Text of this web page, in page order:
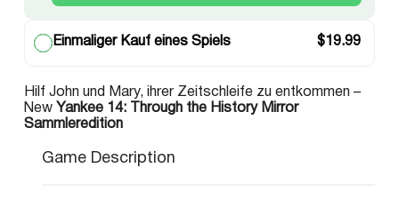
Einmaliger Kauf eines Spiels $19.99
Hilf John und Mary, ihrer Zeitschleife zu entkommen –
New Yankee 14: Through the History Mirror
Sammleredition
Game Description